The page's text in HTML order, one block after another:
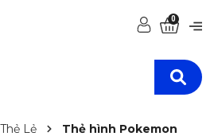
0
Lẻ
Thẻ hình Pokemon